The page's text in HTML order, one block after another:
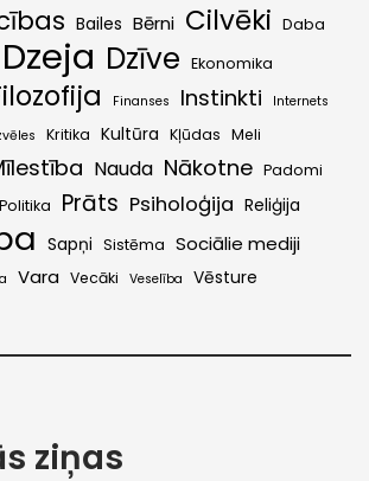
Bailes Bērni Cilvēki Daba
Dzeja Dzīve Ekonomika
Finanses Instinkti
Internets
Kritika Kultūra Kļūdas Meli
Nauda Nākotne Padomi
Politika Prāts Psiholoģija Reliģija
Sapņi Sistēma Sociālie mediji
Vara Vecāki Veselība Vēsture
ziņas